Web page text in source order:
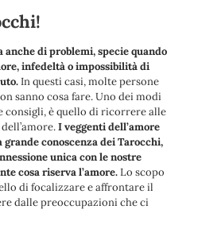
anche di problemi, specie quando
infedeltà o impossibilità di
In questi casi, molte persone
sanno cosa fare. Uno dei modi
consigli, è quello di ricorrere alle
I veggenti dell’amore
conoscenza dei Tarocchi,
unica con le nostre
cosa riserva l’amore.Lo scopo
di focalizzare e affrontare il
dalle preoccupazioni che ci